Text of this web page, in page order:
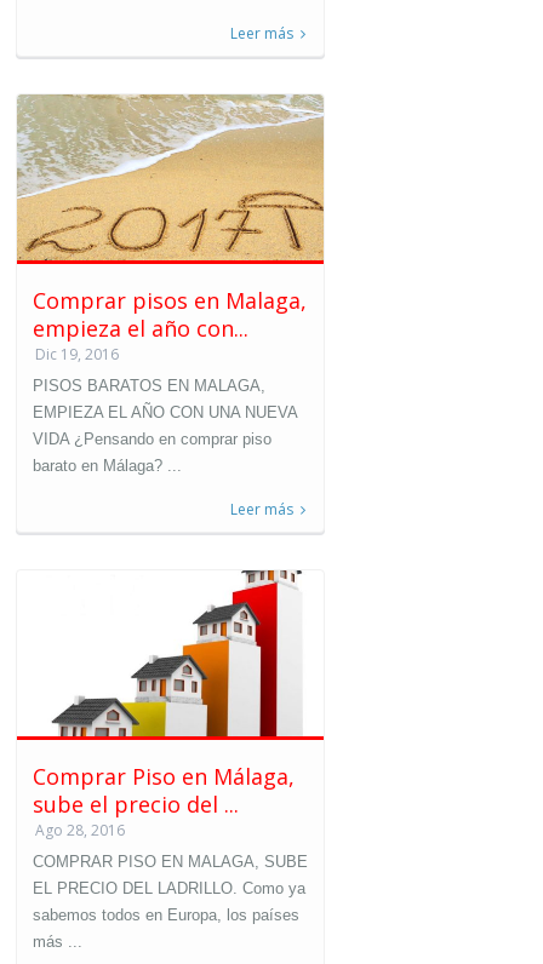
Leer más
Comprar pisos en Malaga,
empieza el año con...
Dic 19, 2016
PISOS BARATOS EN MALAGA,
EMPIEZA EL AÑO CON UNA NUEVA
VIDA ¿Pensando en comprar piso
barato en Málaga? ...
Leer más
Comprar Piso en Málaga,
sube el precio del ...
Ago 28, 2016
COMPRAR PISO EN MALAGA, SUBE
EL PRECIO DEL LADRILLO. Como ya
sabemos todos en Europa, los países
más ...